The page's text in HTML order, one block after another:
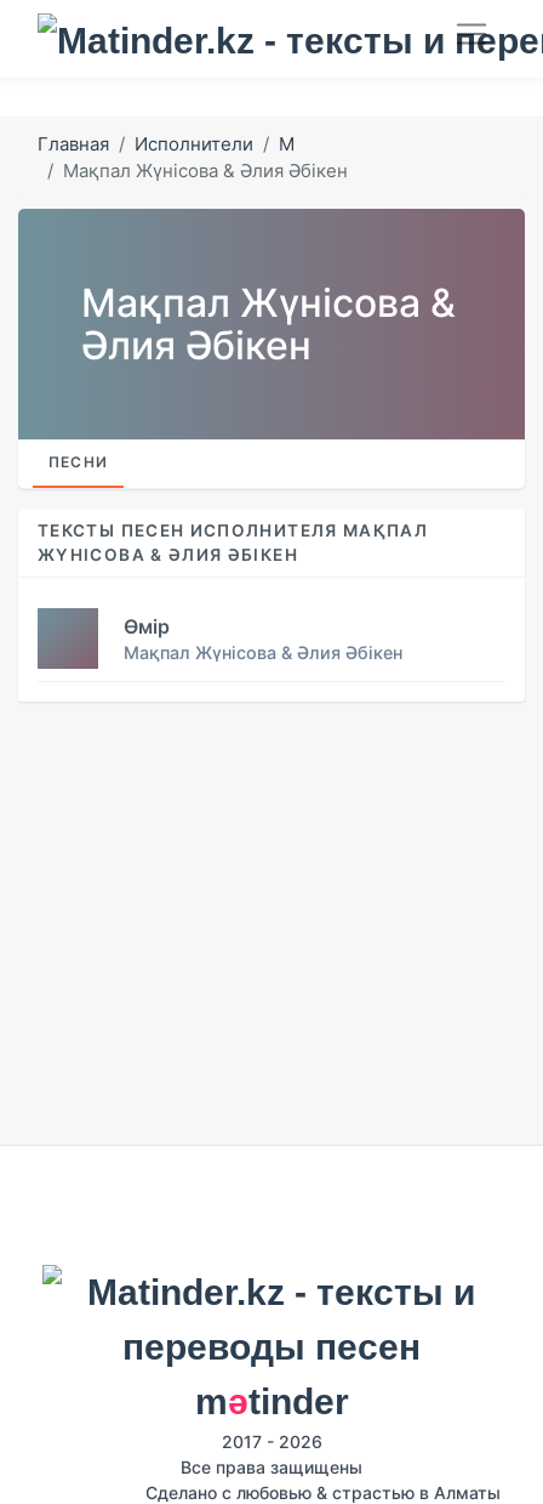
Главная Исполнители
М
Мақпал Жүнісова & Әлия Әбікен
Мақпал Жүнісова &
Әлия Әбікен
ПЕСНИ
ТЕКСТЫ ПЕСЕН ИСПОЛНИТЕЛЯ МАҚПАЛ
ЖҮНІСОВА & ӘЛИЯ ӘБІКЕН
Өмір
Мақпал Жүнісова & Әлия Әбікен
mәtinder
2017 - 2026
Все права защищены
Сделано с любовью & страстью в Алматы